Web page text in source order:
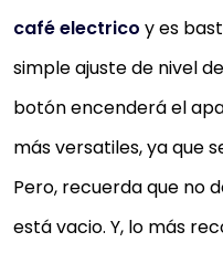
café electrico y es
simple ajuste de nivel
botón encenderá el
más versatiles, ya que
Pero, recuerda que no
está vacio. Y, lo más